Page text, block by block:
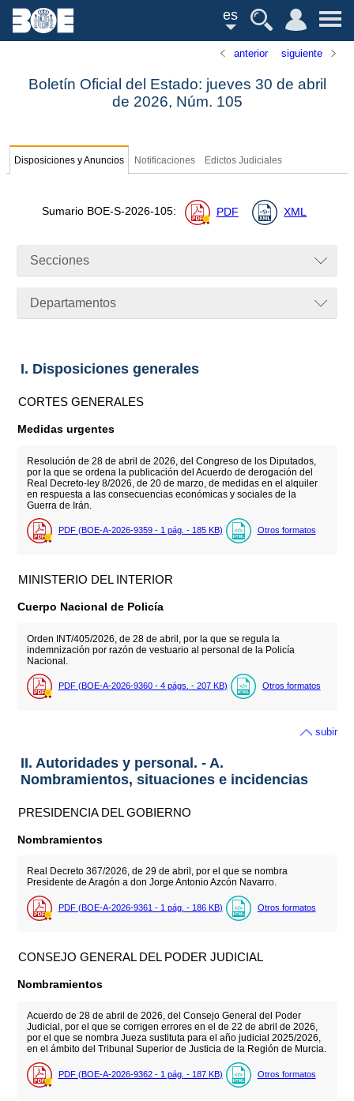
es
anterior siguiente
Boletín Oficial del Estado: jueves 30 de abril
de 2026, Núm. 105
Disposiciones y Anuncios Notificaciones Edictos Judiciales
Sumario BOE-S-2026-105: PDF XML
Secciones
Departamentos
I. Disposiciones generales
CORTES GENERALES
Medidas urgentes
Resolución de 28 de abril de 2026, del Congreso de los Diputados,
por la que se ordena la publicación del Acuerdo de derogación del
Real Decreto-ley 8/2026, de 20 de marzo, de medidas en el alquiler
en respuesta a las consecuencias económicas y sociales de la
Guerra de Irán.
PDF (BOE-A-2026-9359 - 1 pág. - 185 KB) Otros formatos
MINISTERIO DEL INTERIOR
Cuerpo Nacional de Policía
Orden INT/405/2026, de 28 de abril, por la que se regula la
indemnización por razón de vestuario al personal de la Policía
Nacional.
PDF (BOE-A-2026-9360 - 4 págs. - 207 KB) Otros formatos
subir
II. Autoridades y personal. - A.
Nombramientos, situaciones e incidencias
PRESIDENCIA DEL GOBIERNO
Nombramientos
Real Decreto 367/2026, de 29 de abril, por el que se nombra
Presidente de Aragón a don Jorge Antonio Azcón Navarro.
PDF (BOE-A-2026-9361 - 1 pág. - 186 KB) Otros formatos
CONSEJO GENERAL DEL PODER JUDICIAL
Nombramientos
Acuerdo de 28 de abril de 2026, del Consejo General del Poder
Judicial, por el que se corrigen errores en el de 22 de abril de 2026,
por el que se nombra Jueza sustituta para el año judicial 2025/2026,
en el ámbito del Tribunal Superior de Justicia de la Región de Murcia.
PDF (BOE-A-2026-9362 - 1 pág. - 187 KB) Otros formatos